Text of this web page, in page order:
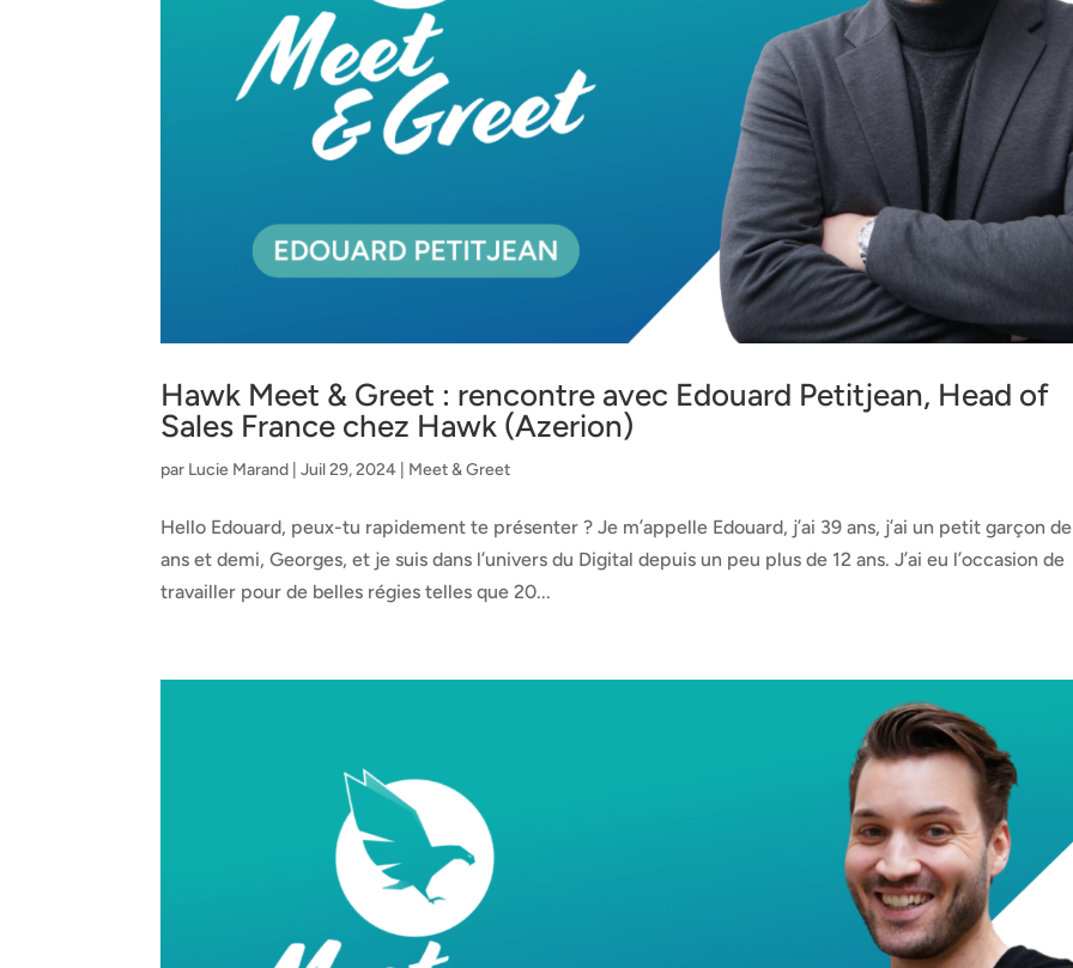
Hawk Meet & Greet : rencontre avec Edouard Petitjean, Head of
Sales France chez Hawk (Azerion)
par Lucie Marand |Juil 29, 2024 Meet & Greet
Hello Edouard, peux-tu rapidement te présenter ? Je m’appelle Edouard, j’ai 39 ans, j’ai un petit garçon
ans et demi, Georges, et je suis dans l’univers du Digital depuis un peu plus de 12 ans. J’ai eu l’occasion de
travailler pour de belles régies telles que 20...